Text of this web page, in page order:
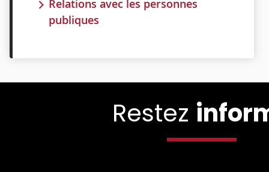
Relations avec les personnes
publiques
Restez